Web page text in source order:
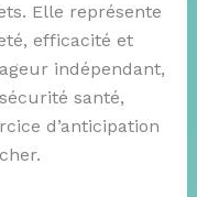
Elle représente
efficacité et
indépendant,
santé,
d’anticipation